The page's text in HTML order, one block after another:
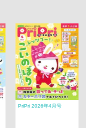
PriPri 2026年4月号